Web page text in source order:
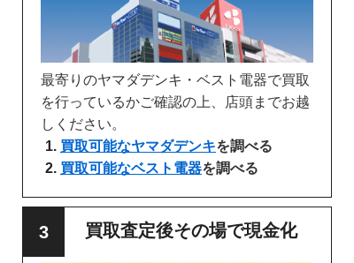
最寄りのヤマダデンキ・ベスト電器で買取
を行っているかご確認の上、店頭までお越
しください。
買取可能なヤマダデンキを調べる
買取可能なベスト電器を調べる
買取査定後その場で現金化